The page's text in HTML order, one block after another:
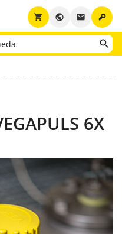
key
email
public
shopping_cart
6X